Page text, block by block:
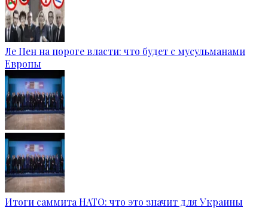
Ле Пен на пороге власти: что будет с мусульманами
Европы
Итоги саммита НАТО: что это значит для Украины